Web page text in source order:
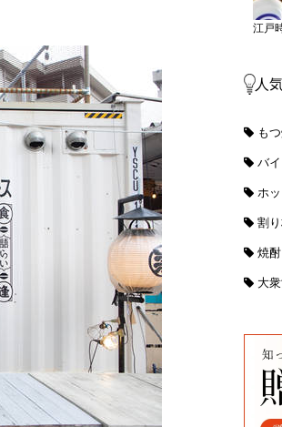
江戸
人
も
バ
ホ
割
焼
大